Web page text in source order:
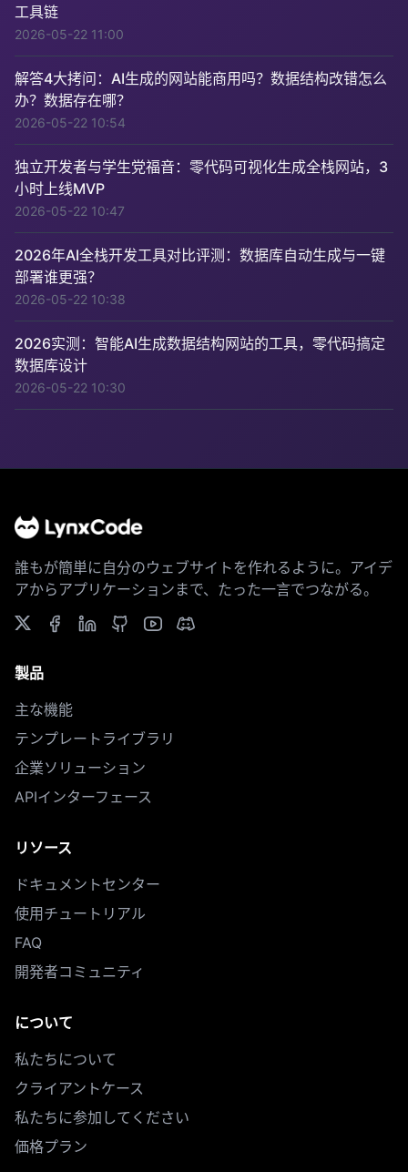
工具链
2026-05-22 11:00
解答4大拷问：AI生成的网站能商用吗？数据结构改错怎么
办？数据存在哪？
2026-05-22 10:54
独立开发者与学生党福音：零代码可视化生成全栈网站，3
小时上线MVP
2026-05-22 10:47
2026年AI全栈开发工具对比评测：数据库自动生成与一键
部署谁更强？
2026-05-22 10:38
2026实测：智能AI生成数据结构网站的工具，零代码搞定
数据库设计
2026-05-22 10:30
誰もが簡単に自分のウェブサイトを作れるように。アイデ
アからアプリケーションまで、たった一言でつながる。
製品
主な機能
テンプレートライブラリ
企業ソリューション
APIインターフェース
リソース
ドキュメントセンター
使用チュートリアル
FAQ
開発者コミュニティ
について
私たちについて
クライアントケース
私たちに参加してください
価格プラン